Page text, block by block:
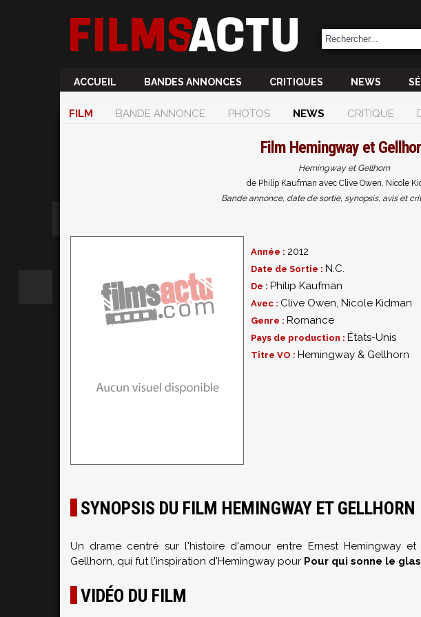
ACCUEIL BANDES ANNONCES CRITIQUES NEWS
FILM BANDE ANNONCE PHOTOS NEWS CRITIQUE
Film Hemingway et
Hemingway et Gellhorn
de Philip Kaufman avec Clive Owen, Nicole
Bande annonce, date de sortie, synopsis, avis et
Année : 2012
Date de Sortie : N.C.
De : Philip Kaufman
Avec : Clive Owen, Nicole Kidman
Genre : Romance
Pays de production : États-Unis
Titre VO : Hemingway & Gellhorn
SYNOPSIS DU FILM HEMINGWAY ET GELLHORN
Un drame centré sur l'histoire d'amour entre Ernest Hemingway
Gellhorn, qui fut l'inspiration d'Hemingway pour Pour qui sonne le glas
VIDÉO DU FILM